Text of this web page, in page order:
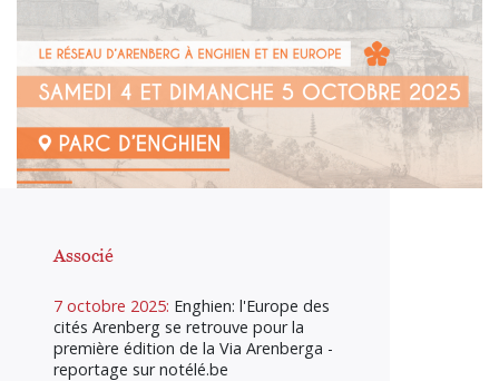
Associé
7 octobre 2025: Enghien: l'Europe des
cités Arenberg se retrouve pour la
première édition de la Via Arenberga -
reportage sur notélé.be